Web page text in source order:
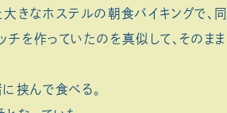
きなホステルの朝食バイキングで、同
を作っていたのを真似して、そのまま
挟んで食べる。